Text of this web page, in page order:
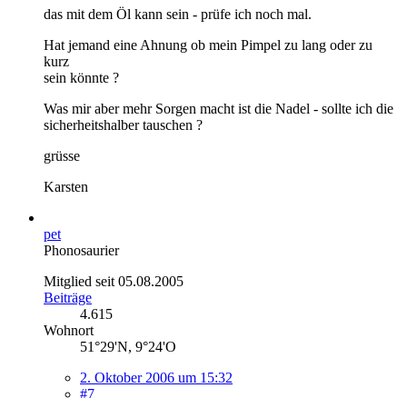
das mit dem Öl kann sein - prüfe ich noch mal.
Hat jemand eine Ahnung ob mein Pimpel zu lang oder zu
kurz
sein könnte ?
Was mir aber mehr Sorgen macht ist die Nadel - sollte ich die
sicherheitshalber tauschen ?
grüsse
Karsten
pet
Phonosaurier
Mitglied seit 05.08.2005
Beiträge
4.615
Wohnort
51°29'N, 9°24'O
2. Oktober 2006 um 15:32
#7